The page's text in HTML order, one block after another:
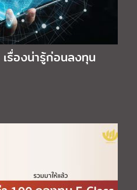
รื่องน่ารู้ก่อนลงทุน